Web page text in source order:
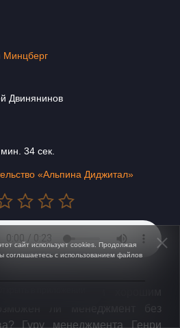
Минцберг
Двинянинов
34 сек.
«Альпина Диджитал»
не будучи хорошим
ли менеджмент без
Гуру менеджмента Генри
сайт использует cookies. Продолжая
соглашаетесь с использованием файлов